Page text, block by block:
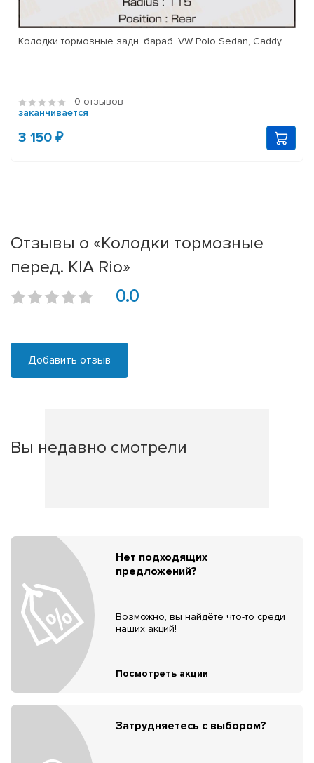
Колодки тормозные задн. бараб. VW Polo Sedan, Caddy
0 отзывов
заканчивается
3 150 ₽
Отзывы о «Колодки тормозные
перед. KIA Rio»
0.0
Добавить отзыв
Вы недавно смотрели
Нет подходящих
предложений?
Возможно, вы найдёте что-то среди
наших акций!
Посмотреть акции
Затрудняетесь с выбором?